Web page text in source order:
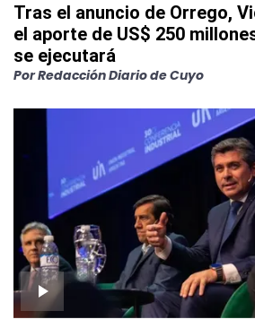
Tras el anuncio de Orrego,
el aporte de US$ 250
se ejecutará
PorRedacción Diario de Cuyo